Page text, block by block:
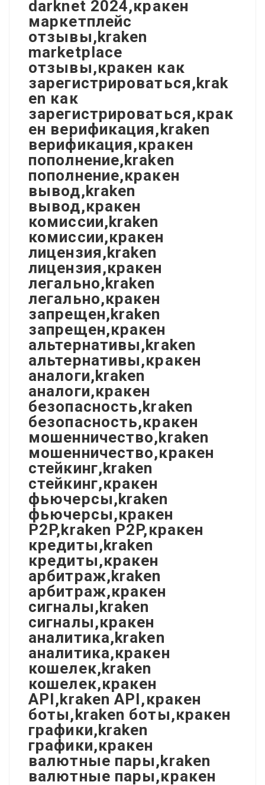
darknet 2024,кракен
маркетплейс
отзывы,kraken
marketplace
отзывы,кракен как
зарегистрироваться,krak
en как
зарегистрироваться,крак
ен верификация,kraken
верификация,кракен
пополнение,kraken
пополнение,кракен
вывод,kraken
вывод,кракен
комиссии,kraken
комиссии,кракен
лицензия,kraken
лицензия,кракен
легально,kraken
легально,кракен
запрещен,kraken
запрещен,кракен
альтернативы,kraken
альтернативы,кракен
аналоги,kraken
аналоги,кракен
безопасность,kraken
безопасность,кракен
мошенничество,kraken
мошенничество,кракен
стейкинг,kraken
стейкинг,кракен
фьючерсы,kraken
фьючерсы,кракен
P2P,kraken P2P,кракен
кредиты,kraken
кредиты,кракен
арбитраж,kraken
арбитраж,кракен
сигналы,kraken
сигналы,кракен
аналитика,kraken
аналитика,кракен
кошелек,kraken
кошелек,кракен
API,kraken API,кракен
боты,kraken боты,кракен
графики,kraken
графики,кракен
валютные пары,kraken
валютные пары,кракен